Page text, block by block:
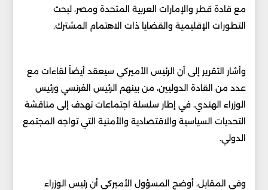
مع قادة قطر والإمارات العربية المتحدة ومصر، لبحث
التطورات الإقليمية والقضايا ذات الاهتمام المشترك.
وأشار التقرير إلى أن الرئيس الأميركي سيعقد أيضاً لقاءات مع
عدد من القادة الدوليين، من بينهم الرئيس الفرنسي ورئيس
الوزراء الهندي، في إطار سلسلة اجتماعات تهدف إلى مناقشة
التحديات السياسية والاقتصادية والأمنية التي تواجه المجتمع
الدولي.
وفي المقابل، أوضح المسؤول الأميركي أن رئيس الوزراء